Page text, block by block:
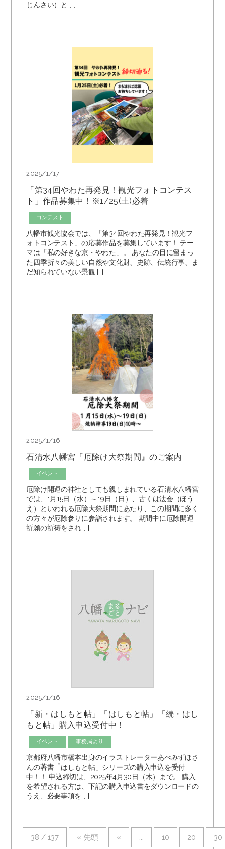
じんさい）と […]
2025/1/17
「第34回やわた再発見！観光フォトコンテス
ト」作品募集中！※1/25(土)必着
コンテスト
八幡市観光協会では、「第34回やわた再発見！観光フ
ォトコンテスト」の応募作品を募集しています！ テー
マは「私の好きな京・やわた」。 あなたの目に留まっ
た四季折々の美しい自然や文化財、史跡、伝統行事、ま
だ知られていない景観 […]
2025/1/16
石清水八幡宮『厄除け大祭期間』のご案内
イベント
厄除け開運の神社としても親しまれている石清水八幡宮
では、1月15日（水）～19日（日）、古くは法会（ほう
え）といわれる厄除大祭期間にあたり、この期間に多く
の方々が厄除参りに参詣されます。 期間中に厄除開運
祈願の祈祷をされ […]
2025/1/16
「新・はしもと帖」「はしもと帖」「続・はし
もと帖」購入申込受付中！
イベント 事務局より
京都府八幡市橋本出身のイラストレーターあべみずほさ
んの著書「はしもと帖」シリーズの購入申込を受付
中！！ 申込締切は、2025年4月30日（木）まで。 購入
を希望される方は、下記の購入申込書をダウンロードの
うえ、必要事項を […]
38 / 137 « 先頭 « ... 10 20 30